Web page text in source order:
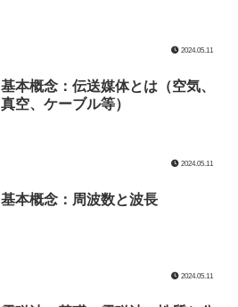
2024.05.11
基本概念：伝送媒体とは（空気、
真空、ケーブル等）
2024.05.11
基本概念：周波数と波長
2024.05.11